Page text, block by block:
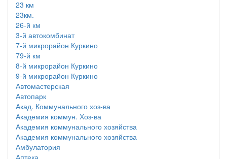
23 км
23км.
26-й км
3-й автокомбинат
7-й микрорайон Куркино
79-й км
8-й микрорайон Куркино
9-й микрорайон Куркино
Автомастерская
Автопарк
Акад. Коммунального хоз-ва
Академия коммун. Хоз-ва
Академия коммунального хозяйства
Академия коммунального хозяйства
Амбулатория
Аптека